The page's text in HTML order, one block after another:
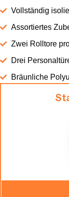
Vollständig
Assortiertes
Zwei Rolltore
Drei
Bräunliche